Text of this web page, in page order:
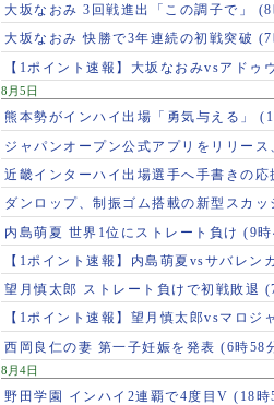
大坂なおみ 3回戦進出「この調子で」
大坂なおみ 快勝で3年連続の初戦突破
【1ポイント速報】大坂なおみvsアドゥ
8月5日
熊本勢がインハイ出場「勇気与える」
ジャパンオープン公式アプリをリリー
近畿インターハイ出場選手へ手書きの
ダンロップ、制振ゴム搭載の新型スカ
内島萌夏 世界1位にストレート負け (9
【1ポイント速報】内島萌夏vsサバレン
望月慎太郎 ストレート負けで初戦敗退
【1ポイント速報】望月慎太郎vsマロジ
西岡良仁の妻 第一子妊娠を発表 (6時58
8月4日
野田学園 インハイ2連覇で4度目V (18時